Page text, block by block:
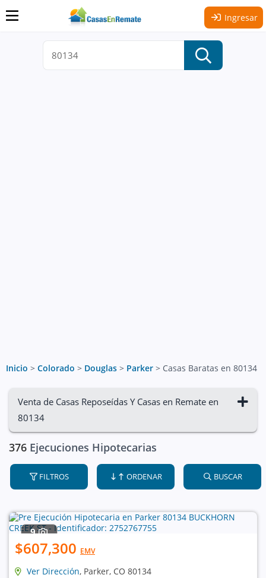
Ingresar
Inicio > Colorado > Douglas > Parker > Casas Baratas en 80134
Venta de Casas Reposeídas Y Casas en Remate en
80134
376 Ejecuciones Hipotecarias
FILTROS ORDENAR BUSCAR
9
$607,300 EMV
Ver Dirección, Parker, CO 80134